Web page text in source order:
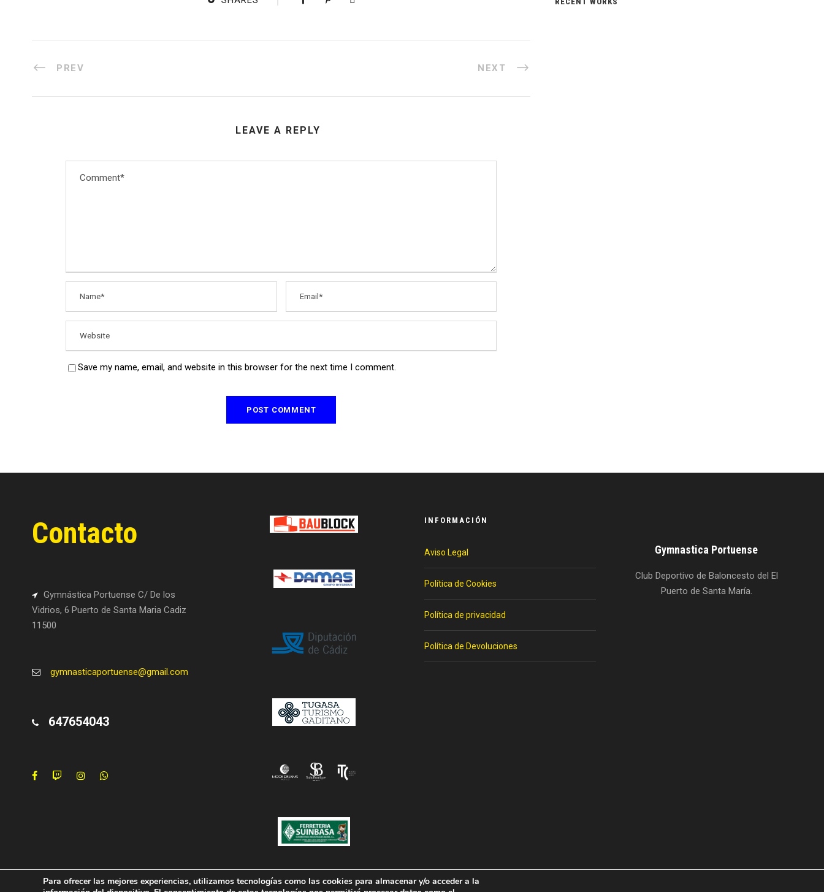
PREV NEXT
LEAVE A REPLY
Save my name, email, and website in this browser for the next time I comment.
Contacto
Gymnástica Portuense C/ De los
Vidrios, 6 Puerto de Santa Maria Cadiz
11500
gymnasticaportuense@gmail.com
647654043
INFORMACIÓN
Aviso Legal
Política de Cookies
Política de privacidad
Política de Devoluciones
Gymnastica Portuense
Club Deportivo de Baloncesto del El
Puerto de Santa María.
Para ofrecer las mejores experiencias, utilizamos tecnologías como las cookies para almacenar y/o acceder a la